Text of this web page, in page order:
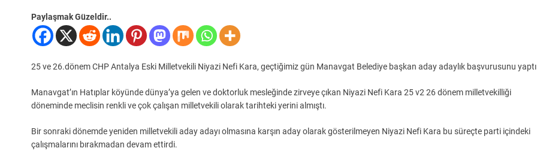
Paylaşmak Güzeldir..
25 ve 26.dönem CHP Antalya Eski Milletvekili Niyazi Nefi Kara, geçtiğimiz gün Manavgat Belediye başkan aday adaylık başvurusunu
Manavgat’ın Hatıplar köyünde dünya’ya gelen ve doktorluk mesleğinde zirveye çıkan Niyazi Nefi Kara 25 v2 26 dönem milletvekilliği
döneminde meclisin renkli ve çok çalışan milletvekili olarak tarihteki yerini almıştı.
Bir sonraki dönemde yeniden milletvekili aday adayı olmasına karşın aday olarak gösterilmeyen Niyazi Nefi Kara bu süreçte parti içindeki
çalışmalarını bırakmadan devam ettirdi.